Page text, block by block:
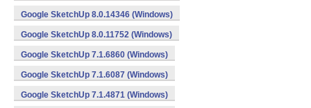
Google SketchUp 8.0.14346 (Windows)
Google SketchUp 8.0.11752 (Windows)
Google SketchUp 7.1.6860 (Windows)
Google SketchUp 7.1.6087 (Windows)
Google SketchUp 7.1.4871 (Windows)